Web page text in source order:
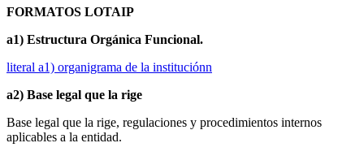
FORMATOS LOTAIP
a1) Estructura Orgánica Funcional.
literal a1) organigrama de la instituciónn
a2) Base legal que la rige
Base legal que la rige, regulaciones y procedimientos internos
aplicables a la entidad.